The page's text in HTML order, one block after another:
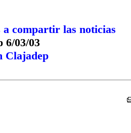
a compartir las noticias
6/03/03
Clajadep